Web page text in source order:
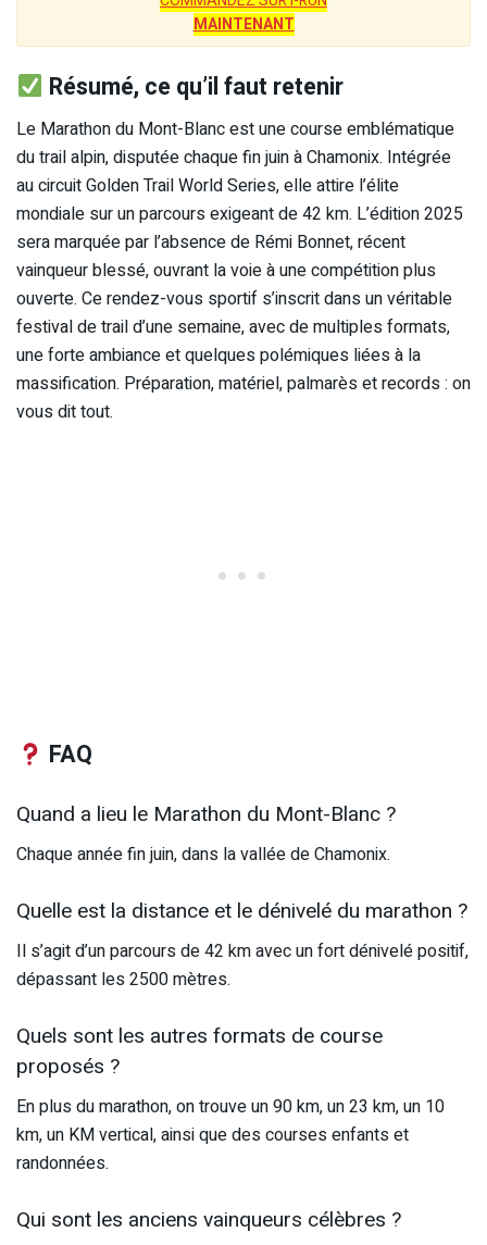
MAINTENANT
Résumé, ce qu’il faut retenir
Le Marathon du Mont-Blanc est une course emblématique
du trail alpin, disputée chaque fin juin à Chamonix. Intégrée
au circuit Golden Trail World Series, elle attire l’élite
mondiale sur un parcours exigeant de 42 km. L’édition 2025
sera marquée par l’absence de Rémi Bonnet, récent
vainqueur blessé, ouvrant la voie à une compétition plus
ouverte. Ce rendez-vous sportif s’inscrit dans un véritable
festival de trail d’une semaine, avec de multiples formats,
une forte ambiance et quelques polémiques liées à la
massification. Préparation, matériel, palmarès et records : on
vous dit tout.
FAQ
Quand a lieu le Marathon du Mont-Blanc ?
Chaque année fin juin, dans la vallée de Chamonix.
Quelle est la distance et le dénivelé du marathon ?
Il s’agit d’un parcours de 42 km avec un fort dénivelé positif,
dépassant les 2500 mètres.
Quels sont les autres formats de course
proposés ?
En plus du marathon, on trouve un 90 km, un 23 km, un 10
km, un KM vertical, ainsi que des courses enfants et
randonnées.
Qui sont les anciens vainqueurs célèbres ?